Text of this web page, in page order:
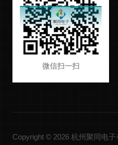
微信扫一扫
Copyright © 2026 杭州聚同电